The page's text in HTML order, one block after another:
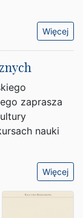
Więcej
zaprasza
nauki
Więcej